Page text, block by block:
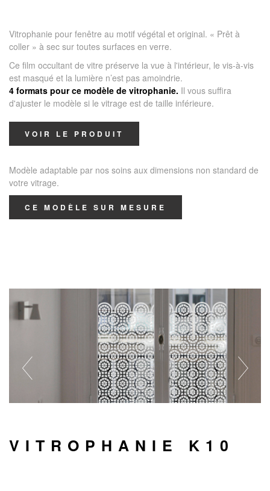
Vitrophanie pour fenêtre au motif végétal et original. « Prêt à
coller » à sec sur toutes surfaces en verre.
Ce film occultant de vitre préserve la vue à l'intérieur, le vis-à-vis
est masqué et la lumière n’est pas amoindrie.
4 formats pour ce modèle de vitrophanie. Il vous suffira
d'ajuster le modèle si le vitrage est de taille inférieure.
VOIR LE PRODUIT
Modèle adaptable par nos soins aux dimensions non standard de
votre vitrage.
CE MODÈLE SUR MESURE
VITROPHANIE K10